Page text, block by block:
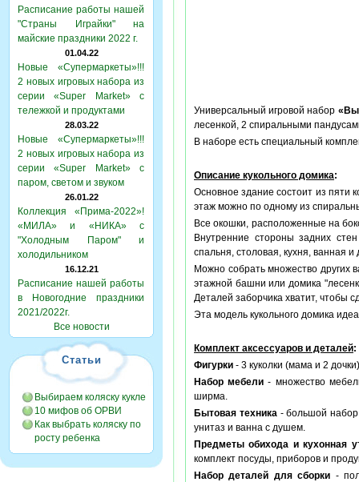
Расписание работы нашей
"Страны Играйки" на
майские праздники 2022 г.
01.04.22
Новые «Супермаркеты»!!!
2 новых игровых набора из
серии «Super Market» с
тележкой и продуктами
28.03.22
Новые «Супермаркеты»!!!
2 новых игровых набора из
серии «Super Market» с
паром, светом и звуком
26.01.22
Коллекция «Прима-2022»!
«МИЛА» и «НИКА» с
"Холодным Паром" и
холодильником
16.12.21
Расписание нашей работы
в Новогодние праздники
2021/2022г.
Все новости
Статьи
Выбираем коляску кукле
10 мифов об ОРВИ
Как выбрать коляску по
росту ребенка
Универсальный игровой набор
лесенкой, 2 спиральными
В наборе есть специальный
Описание кукольного домика:
Основное здание состоит из пяти
этаж можно по одному из
Все окошки, расположенные на
Внутренние стороны задних
спальня, столовая, кухня, ванная и
Можно собрать множество других
этажной башни или домика
Деталей заборчика хватит, чтобы
Эта модель кукольного домика
Комплект аксессуаров и деталей:
Фигурки - 3 куколки (мама и 2
Набор мебели - множество
ширма.
Бытовая техника- большой набор
унитаз и ванна с душем.
Предметы обихода и кухонная
комплект посуды, приборов и
Набор деталей для сборки -